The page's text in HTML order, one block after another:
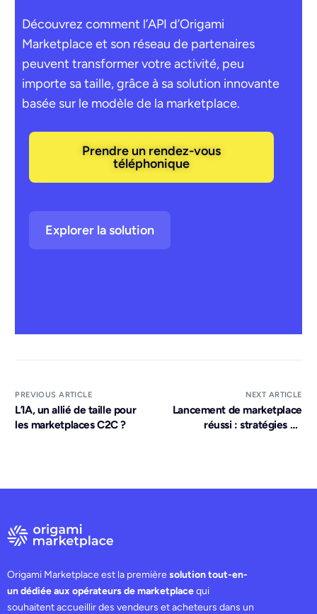
Découvrez comment l’API d’Origami
Marketplace et son réseau de partenaires
peuvent transformer votre activité, peu
importe sa taille, grâce à sa solution innovante
basée sur le modèle de la marketplace.
Prendre un rendez-vous
téléphonique
Explorer la solution
PREVIOUS ARTICLE
L’IA, un allié de taille pour
les marketplaces C2C ?
NEXT ARTICLE
Lancement de marketplace
réussi : stratégies de
Origami Marketplace est la première solution tout-en-
un dédiée aux opérateurs de marketplacequi
souhaitent accueillir des vendeurs et acheteurs dans un